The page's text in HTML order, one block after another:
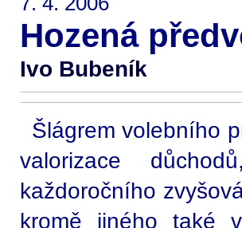
Hozená
Ivo Bubeník
Šlágrem volebního
valorizace
každoročního
kromě jiného také